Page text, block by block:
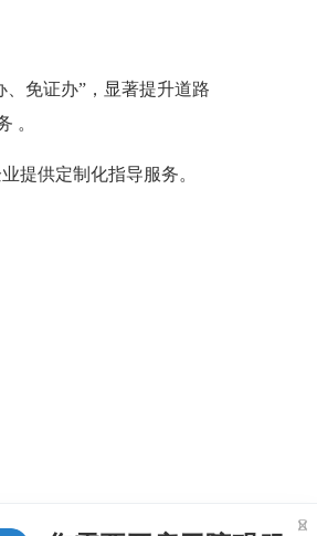
免证办”，显著提升道路
。
提供定制化指导服务。
